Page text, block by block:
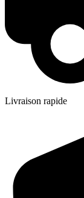
Livraison rapide